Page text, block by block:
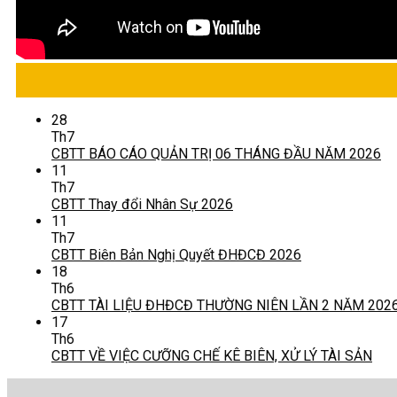
28
Th7
CBTT BÁO CÁO QUẢN TRỊ 06 THÁNG ĐẦU NĂM 2026
11
Th7
CBTT Thay đổi Nhân Sự 2026
11
Th7
CBTT Biên Bản Nghị Quyết ĐHĐCĐ 2026
18
Th6
CBTT TÀI LIỆU ĐHĐCĐ THƯỜNG NIÊN LẦN 2 NĂM
17
Th6
CBTT VỀ VIỆC CƯỠNG CHẾ KÊ BIÊN, XỬ LÝ TÀI SẢN